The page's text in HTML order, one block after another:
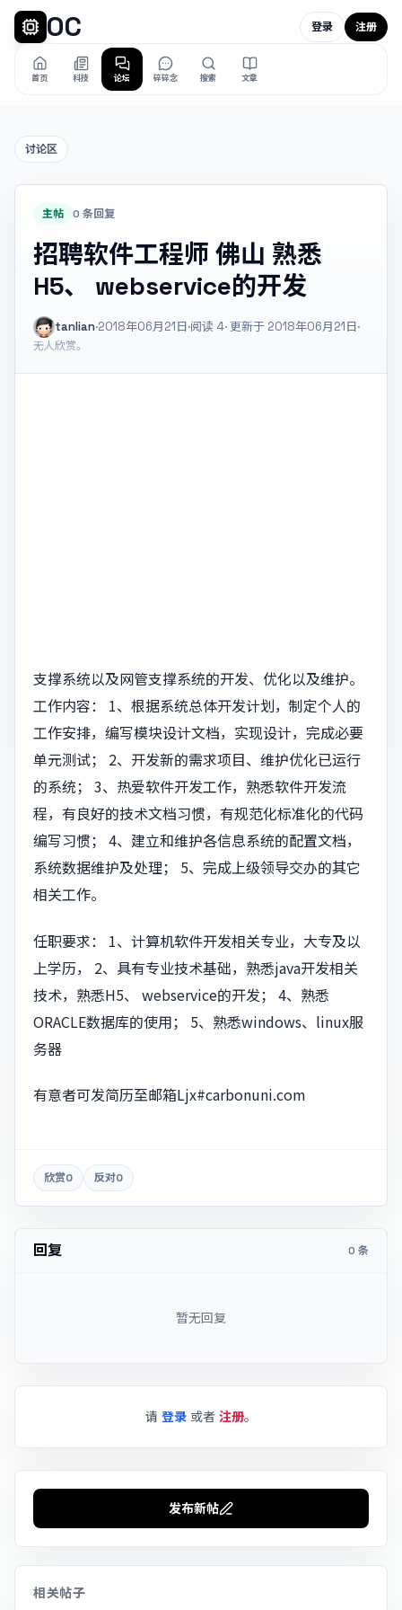
OC
首页 科技 论坛 碎碎念 搜索 文章
登录 注册
讨论区
主帖 0 条回复
招聘软件工程师 佛山 熟悉
H5、 webservice的开发
tanlian·2018年06月21日·阅读 4· 更新于 2018年06月21日·
无人欣赏。
支撑系统以及网管支撑系统的开发、优化以及维护。
工作内容： 1、根据系统总体开发计划，制定个人的
工作安排，编写模块设计文档，实现设计，完成必要
单元测试； 2、开发新的需求项目、维护优化已运行
的系统； 3、热爱软件开发工作，熟悉软件开发流
程，有良好的技术文档习惯，有规范化标准化的代码
编写习惯； 4、建立和维护各信息系统的配置文档，
系统数据维护及处理； 5、完成上级领导交办的其它
相关工作。
任职要求： 1、计算机软件开发相关专业，大专及以
上学历， 2、具有专业技术基础，熟悉java开发相关
技术，熟悉H5、 webservice的开发； 4、熟悉
ORACLE数据库的使用； 5、熟悉windows、linux服
务器
有意者可发简历至邮箱Ljx#carbonuni.com
欣赏0 反对0
回复 0 条
暂无回复
请 登录 或者 注册。
发布新帖
相关帖子